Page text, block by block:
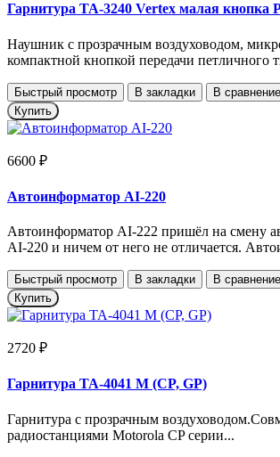
Гарнитура TA-3240 Vertex малая кнопка
Наушник с прозрачным воздуховодом,
компактной кнопкой передачи петличного
Быстрый просмотр В закладки
В сравнение
Купить
6600 ₽
Автоинформатор AI-220
Автоинформатор AI-222 пришёл на смену
AI-220 и ничем от него не отличается.
Быстрый просмотр В закладки
В сравнение
Купить
2720 ₽
Гарнитура TA-4041 M (CP, GP)
Гарнитура с прозрачным
радиостанциями Motorola CP серии...